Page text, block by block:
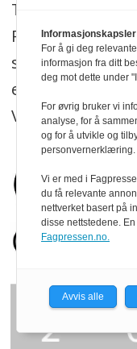
Treindustrien
sitt arbeid de
er formulert i
Varsom-plakat.
For å gi deg
informasjon fra ditt
deg mot dette under
For øvrig bruker vi
analyse, for å
og for å utvikle og
personvernerklæring.
Vi er med i
du få relevante
nettverket basert på
disse nettstedene.
Fagpressen.no.
Avvis alle